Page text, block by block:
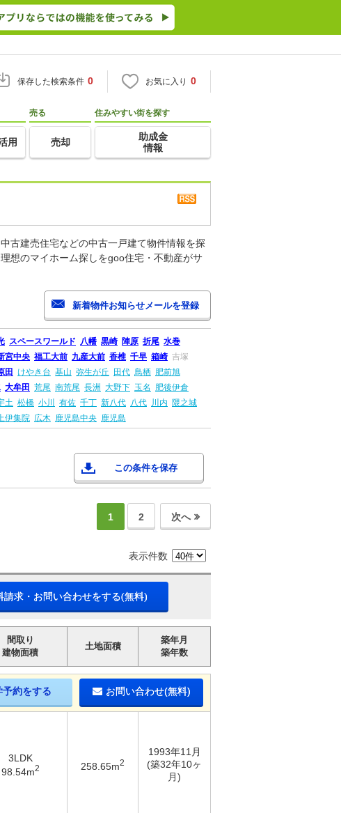
保存した検索条件 0 お気に入り 0
用
売る
売却
住みやすい街を探す
助成金
情報
古建売住宅などの中古一戸建て物件情報を探
想のマイホーム探しをgoo住宅・不動産がサ
スペースワールド 八幡 黒崎 陣原 折尾 水巻
宮中央 福工大前 九産大前 香椎 千早 箱崎 吉塚
田 けやき台 基山 弥生が丘 田代 鳥栖 肥前旭
大牟田 荒尾 南荒尾 長洲 大野下 玉名
肥後伊倉
土 松橋 小川 有佐 千丁 新八代 八代 川内 隈之城
伊集院 広木 鹿児島中央 鹿児島
この条件を保存
1 2 次へ
表示件数
請求・お問い合わせをする(無料)
間取り
建物面積
土地面積
築年月
築年数
予約をする お問い合わせ(無料)
3LDK
98.54m2 258.65m2
1993年11月
(築32年10ヶ
月)